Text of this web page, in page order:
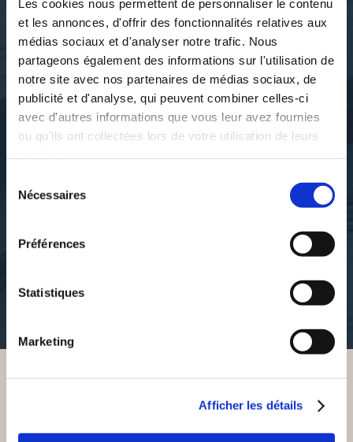
Les cookies nous permettent de personnaliser le contenu
et les annonces, d'offrir des fonctionnalités relatives aux
médias sociaux et d'analyser notre trafic. Nous
partageons également des informations sur l'utilisation de
notre site avec nos partenaires de médias sociaux, de
publicité et d'analyse, qui peuvent combiner celles-ci
avec d'autres informations que vous leur avez fournies
ou qu'ils ont collectées lors de votre utilisation de leurs
Nécessaires
Préférences
Statistiques
Marketing
Afficher les détails
Villard de Honnecourt. Auteur
du texte
Villard de Honnecourt. Auteur
ALBUM DE VILLARD DE
VOUS AIMEREZ AUSSI